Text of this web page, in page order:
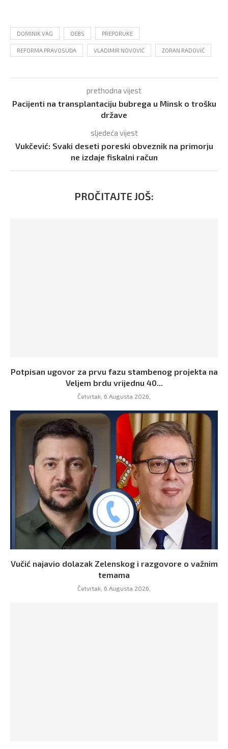
DOMINIK VAG OEBS PREPORUKE
REFORMA PRAVOSUĐA VLADIMIR NOVOVIĆ ZORAN RADOVIĆ
prethodna vijest
Pacijenti na transplantaciju bubrega u Minsk o trošku
države
sljedeća vijest
Vukčević: Svaki deseti poreski obveznik na primorju
ne izdaje fiskalni račun
PROČITAJTE JOŠ:
Potpisan ugovor za prvu fazu stambenog projekta na
Veljem brdu vrijednu 40...
Četvrtak, 6 Augusta 2026,
Vučić najavio dolazak Zelenskog i razgovore o važnim
temama
Četvrtak, 6 Augusta 2026,